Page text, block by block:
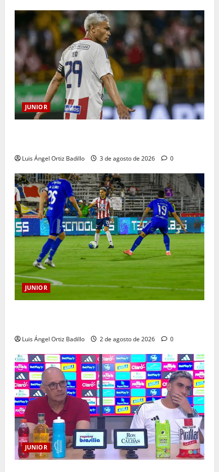
JUNIOR
Luis Ángel Ortiz Badillo 3 de agosto de 2026 0
JUNIOR
Luis Ángel Ortiz Badillo 2 de agosto de 2026 0
JUNIOR